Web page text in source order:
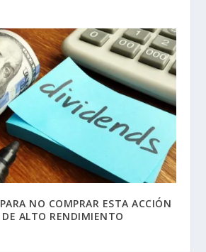
NO COMPRAR ESTA ACCIÓN
ALTO RENDIMIENTO